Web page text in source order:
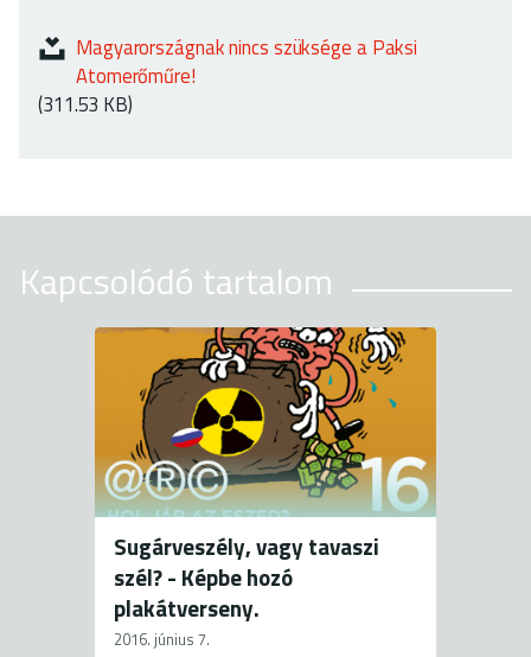
Magyarországnak nincs szüksége a Paksi
Atomerőműre!
(311.53 KB)
Kapcsolódó tartalom
Sugárveszély, vagy tavaszi
szél? - Képbe hozó
plakátverseny.
2016. június 7.